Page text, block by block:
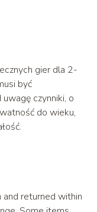
gier dla 2-
być
uwagę czynniki, o
do wieku,
returned within